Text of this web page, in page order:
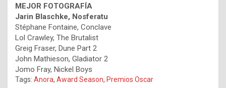
MEJOR FOTOGRAFÍA
Jarin Blaschke, Nosferatu
Stéphane Fontaine, Conclave
Lol Crawley, The Brutalist
Greig Fraser, Dune Part 2
John Mathieson, Gladiator 2
Jomo Fray, Nickel Boys
Tags: Anora, Award Season, Premios Oscar